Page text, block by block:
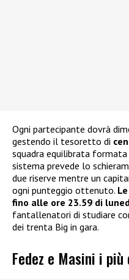
Ogni partecipante dovrà
gestendo il tesoretto di
squadra equilibrata
sistema prevede lo
due riserve mentre un
ogni punteggio ottenuto.
fino alle ore 23.59 di
fantallenatori di studiare
dei trenta Big in gara.
Fedez e Masini i